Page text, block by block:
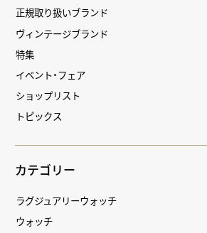
正規取り扱いブランド
ヴィンテージブランド
特集
イベント・フェア
ショップリスト
トピックス
カテゴリー
ラグジュアリーウォッチ
ウォッチ